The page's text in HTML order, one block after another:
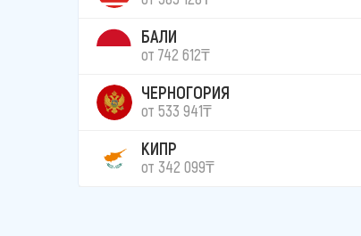
БАЛИ
от 742 612₸
ЧЕРНОГОРИЯ
от 533 941₸
КИПР
от 342 099₸